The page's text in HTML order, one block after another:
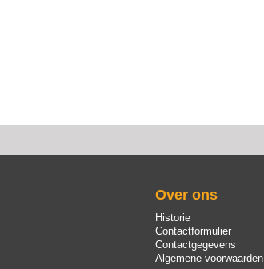
Over ons
Historie
Contactformulier
Contactgegevens
Algemene voorwaarden